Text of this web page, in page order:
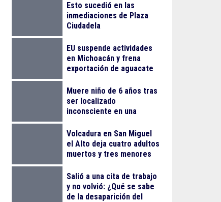
Esto sucedió en las
inmediaciones de Plaza
Ciudadela
EU suspende actividades
en Michoacán y frena
exportación de aguacate
Muere niño de 6 años tras
ser localizado
inconsciente en una
Volcadura en San Miguel
el Alto deja cuatro adultos
muertos y tres menores
Salió a una cita de trabajo
y no volvió: ¿Qué se sabe
de la desaparición del